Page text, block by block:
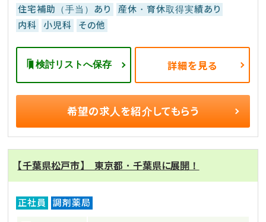
住宅補助（手当）あり
産休・育休取得実績あり
内科
小児科 その他
検討リストへ保存 詳細を見る
希望の求人を紹介してもらう
【千葉県松戸市】 東京都・千葉県に展開！
正社員 調剤薬局